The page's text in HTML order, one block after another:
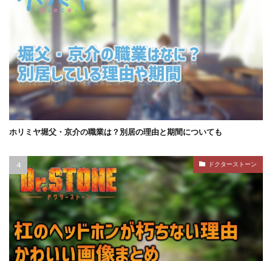
ホリミヤ堀父・京介の職業は？別居の理由と期間についても
ドクターストーン